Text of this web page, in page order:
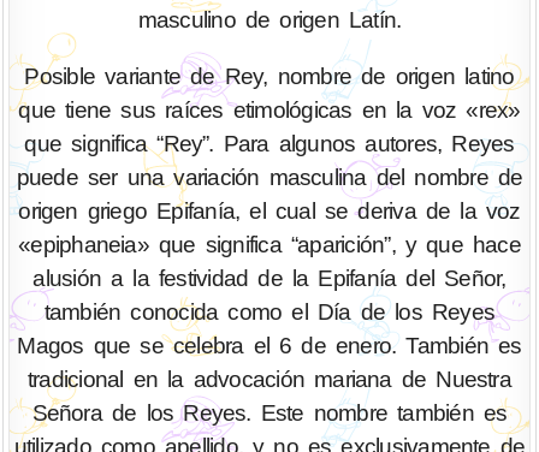
masculino de origen Latín.
Posible variante de Rey, nombre de origen latino
que tiene sus raíces etimológicas en la voz «rex»
que significa “Rey”. Para algunos autores, Reyes
puede ser una variación masculina del nombre de
origen griego Epifanía, el cual se deriva de la voz
«epiphaneia» que significa “aparición”, y que hace
alusión a la festividad de la Epifanía del Señor,
también conocida como el Día de los Reyes
Magos que se celebra el 6 de enero. También es
tradicional en la advocación mariana de Nuestra
Señora de los Reyes. Este nombre también es